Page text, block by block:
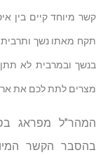
קשר מיוחד קיים בין
תקח מאתו נשך
בנשך ובמרבית לא
מצרים לתת לכם את
המהר"ל מפראג
בהסבר הקשר